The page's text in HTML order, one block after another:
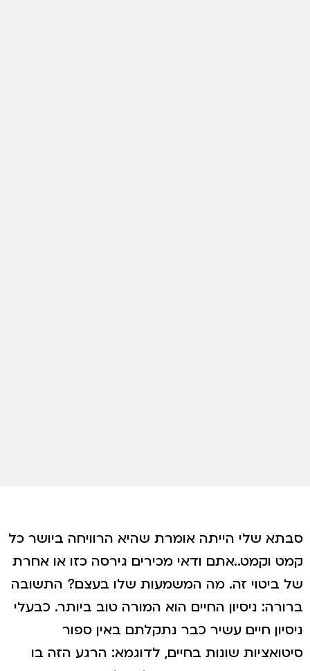
סבתא שלי הייתה אומרת שהיא הרוויחה ביושר כל
קמט וקמט..אתם ודאי מכירים גירסה כזו או אחרת
של ביטוי זה. מה המשמעות שלו בעצם? התשובה
ברורה: ניסיון החיים הוא המורה טוב ביותר. כבעלי
ניסיון חיים עשיר כבר נתקלתם באין ספור
סיטואציות שונות בחיים, לדוגמא: הרגע הזה בו